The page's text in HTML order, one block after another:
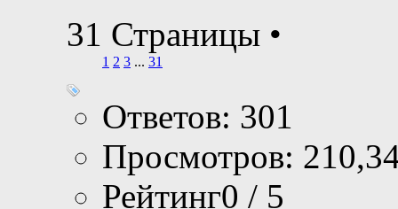
31 Страницы •
1 2 3 ... 31
Ответов: 301
Просмотров:
Рейтинг0 / 5